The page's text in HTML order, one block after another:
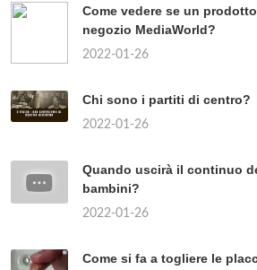
Come vedere se un
negozio MediaWorld?
2022-01-26
Chi sono i partiti di centro?
2022-01-26
Quando uscirà il continuo
bambini?
2022-01-26
Come si fa a togliere le